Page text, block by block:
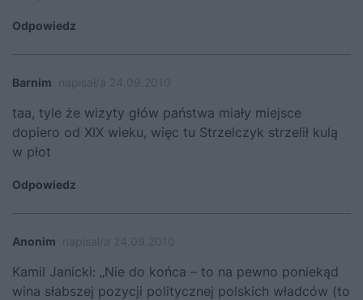
Odpowiedz
Barnim
taa, tyle że wizyty głów państwa miały miejsce
dopiero od XIX wieku, więc tu Strzelczyk strzelił kulą
w płot
Odpowiedz
Anonim
Kamil Janicki: „Nie do końca – to na pewno poniekąd
wina słabszej pozycji politycznej polskich władców (to